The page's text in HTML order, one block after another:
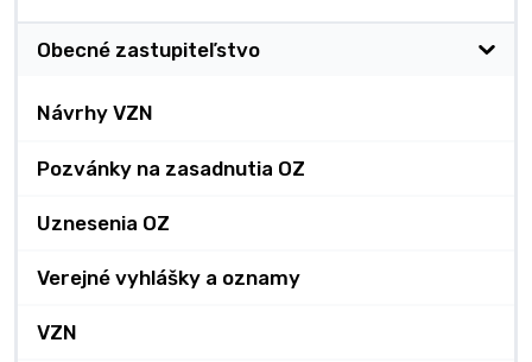
Obecné zastupiteľstvo
Návrhy VZN
Pozvánky na zasadnutia OZ
Uznesenia OZ
Verejné vyhlášky a oznamy
VZN